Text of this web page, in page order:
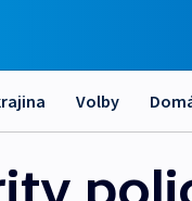
Volby